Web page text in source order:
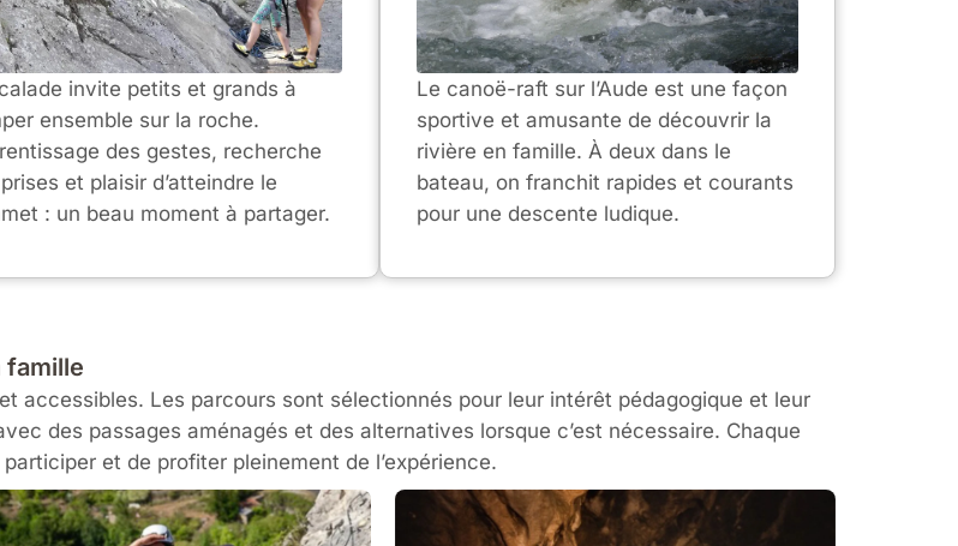
invite petits et grands à
ensemble sur la roche.
des gestes, recherche
et plaisir d’atteindre le
: un beau moment à partager.
Le canoë-raft sur l’Aude est une façon
sportive et amusante de découvrir la
rivière en famille. À deux dans le
bateau, on franchit rapides et courants
pour une descente ludique.
famille
accessibles. Les parcours sont sélectionnés pour leur intérêt pédagogique et leur
des passages aménagés et des alternatives lorsque c’est nécessaire. Chaque
et de profiter pleinement de l’expérience.